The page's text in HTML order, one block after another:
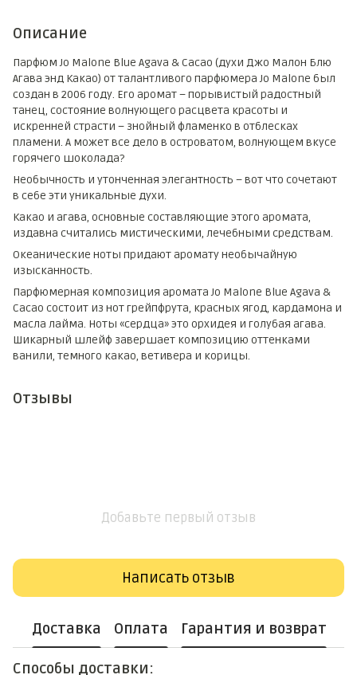
Описание
Парфюм Jo Malone Blue Agava & Cacao (духи Джо Малон Блю
Агава энд Какао) от талантливого парфюмера Jo Malone был
создан в 2006 году. Его аромат – порывистый радостный
танец, состояние волнующего расцвета красоты и
искренней страсти – знойный фламенко в отблесках
пламени. А может все дело в островатом, волнующем вкусе
горячего шоколада?
Необычность и утонченная элегантность – вот что сочетают
в себе эти уникальные духи.
Какао и агава, основные составляющие этого аромата,
издавна считались мистическими, лечебными средствам.
Океанические ноты придают аромату необычайную
изысканность.
Парфюмерная композиция аромата Jo Malone Blue Agava &
Cacao состоит из нот грейпфрута, красных ягод, кардамона и
масла лайма. Ноты «сердца» это орхидея и голубая агава.
Шикарный шлейф завершает композицию оттенками
ванили, темного какао, ветивера и корицы.
Отзывы
Добавьте первый отзыв
Написать отзыв
Доставка Оплата Гарантия и возврат
Способы доставки: